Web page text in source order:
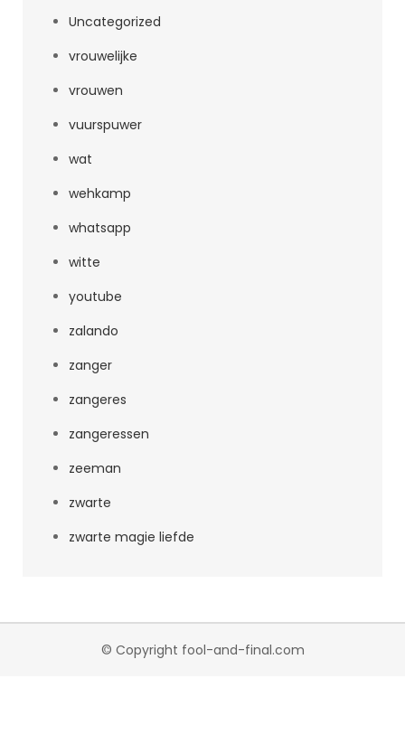
Uncategorized
vrouwelijke
vrouwen
vuurspuwer
wat
wehkamp
whatsapp
witte
youtube
zalando
zanger
zangeres
zangeressen
zeeman
zwarte
zwarte magie liefde
© Copyright fool-and-final.com